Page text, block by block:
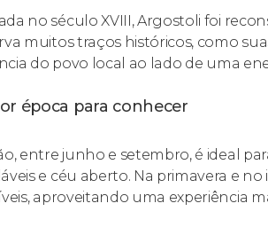
no século XVIII, Argostoli foi
muitos traços históricos, como
do povo local ao lado de uma
época para conhecer
entre junho e setembro, é ideal
e céu aberto. Na primavera e
aproveitando uma experiência